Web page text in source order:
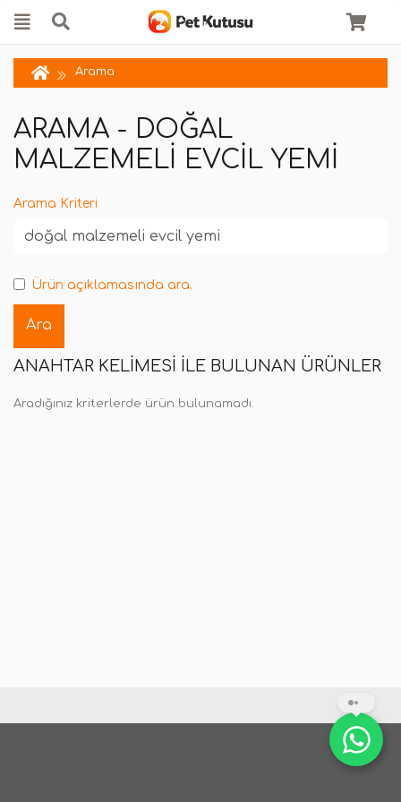
Arama
ARAMA - DOĞAL
MALZEMELI EVCIL YEMI
Arama Kriteri
Ürün açıklamasında ara.
ANAHTAR KELIMESI ILE BULUNAN ÜRÜNLER
Aradığınız kriterlerde ürün bulunamadı.